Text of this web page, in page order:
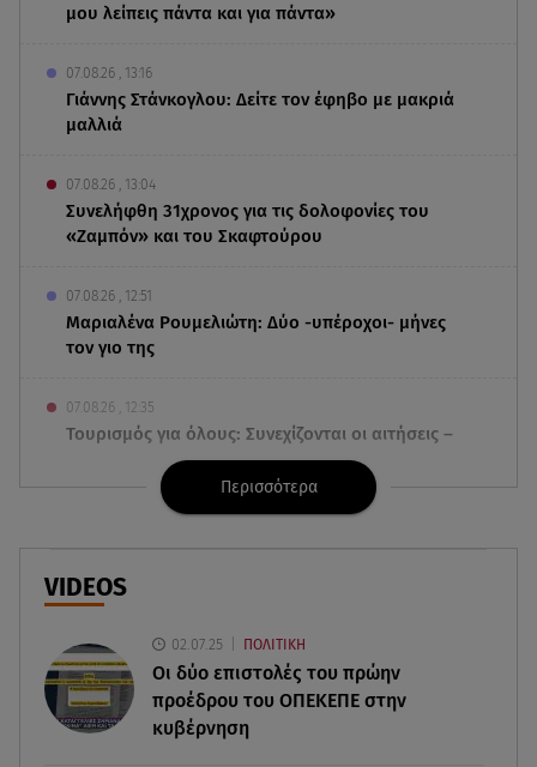
μου λείπεις πάντα και για πάντα»
07.08.26 , 13:16
Γιάννης Στάνκογλου: Δείτε τον έφηβο με μακριά
μαλλιά
07.08.26 , 13:04
Συνελήφθη 31χρονος για τις δολοφονίες του
«Ζαμπόν» και του Σκαφτούρου
07.08.26 , 12:51
Μαριαλένα Ρουμελιώτη: Δύο -υπέροχοι- μήνες
τον γιο της
07.08.26 , 12:35
Τουρισμός για όλους: Συνεχίζονται οι αιτήσεις –
Ποιοι κάνουν σήμερα
Marfin: Προθεσμία για να απολογηθεί πήρε η
4 (πολύ σημαντικά) πράγματα που
αποκαλύπτουν οι διακοπές για τη σχέση σου
Περισσότερα
VIDEOS
02.07.25 ΠΟΛΙΤΙΚΗ
Οι δύο επιστολές του πρώην
προέδρου του ΟΠΕΚΕΠE στην
κυβέρνηση